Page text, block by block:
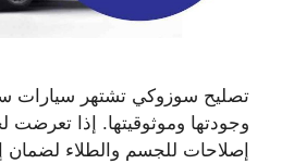
تصليح سوزوكي تشتهر سيارات
وجودتها وموثوقيتها. إذا تعرضت
إصلاحات للجسم والطلاء